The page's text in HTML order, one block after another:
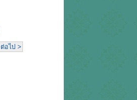
ต่อไป >